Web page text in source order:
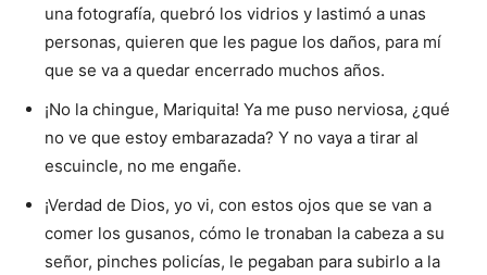
una fotografía, quebró los vidrios y lastimó a unas
personas, quieren que les pague los daños, para mí
que se va a quedar encerrado muchos años.
¡No la chingue, Mariquita! Ya me puso nerviosa, ¿qué
no ve que estoy embarazada? Y no vaya a tirar al
escuincle, no me engañe.
¡Verdad de Dios, yo vi, con estos ojos que se van a
comer los gusanos, cómo le tronaban la cabeza a su
señor, pinches policías, le pegaban para subirlo a la